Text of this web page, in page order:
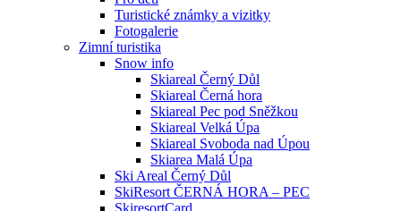
Turistické známky a vizitky
Fotogalerie
Zimní turistika
Snow info
Skiareal Černý Důl
Skiareal Černá hora
Skiareal Pec pod Sněžkou
Skiareal Velká Úpa
Skiareal Svoboda nad Úpou
Skiarea Malá Úpa
Ski Areal Černý Důl
SkiResort ČERNÁ HORA – PEC
SkiresortCard